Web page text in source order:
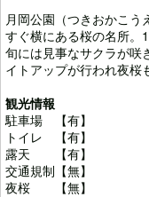
月岡公園（つきおかこ
すぐ横にある桜の名所。
旬には見事なサクラが咲
イトアップが行われ夜桜
観光情報
駐車場 【有】
トイレ 【有】
露天 【有】
交通規制【無】
夜桜 【無】